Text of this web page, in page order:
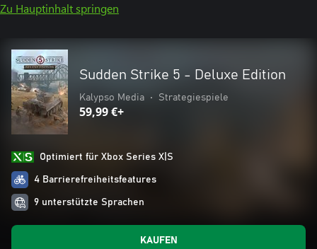
Zu Hauptinhalt springen
Sudden Strike 5 - Deluxe Edition
Kalypso Media • Strategiespiele
59,99 €+
Optimiert für Xbox Series X|S
4 Barrierefreiheitsfeatures
9 unterstützte Sprachen
KAUFEN